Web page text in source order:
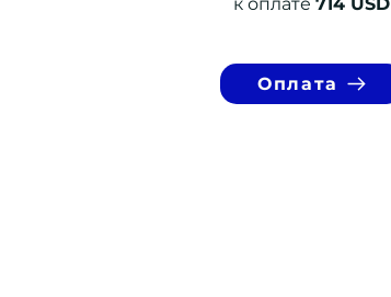
Оплата